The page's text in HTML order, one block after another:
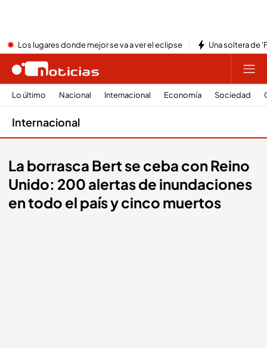
Los lugares donde mejor se va a ver el eclipse Una soltera de
Lo último Nacional Internacional Economía Sociedad
Internacional
La borrasca Bert se ceba con Reino
Unido: 200 alertas de inundaciones
en todo el país y cinco muertos